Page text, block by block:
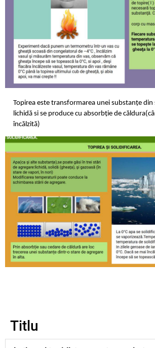
Topirea este transformarea unei substanţe din
lichidă si se produce cu absorbţie de
încălzită)
Titlu